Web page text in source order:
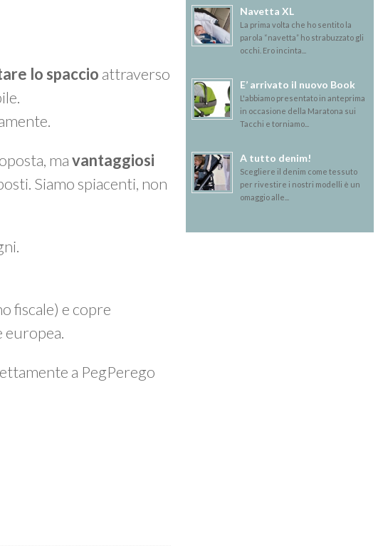
lo spaccio attraverso
mavantaggiosi
Siamo spiacenti, non
fiscale) e copre
europea.
a PegPerego
Navetta XL
La prima volta che ho sentito la
parola “navetta” ho strabuzzato gli
occhi. Ero incinta...
E’ arrivato il nuovo Book
L'abbiamo presentato in anteprima
in occasione della Maratona sui
Tacchi e torniamo...
A tutto denim!
Scegliere il denim come tessuto
per rivestire i nostri modelli è un
omaggio alle...